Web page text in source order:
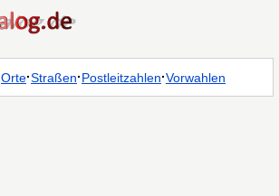
Orte·Straßen·Postleitzahlen·Vorwahlen